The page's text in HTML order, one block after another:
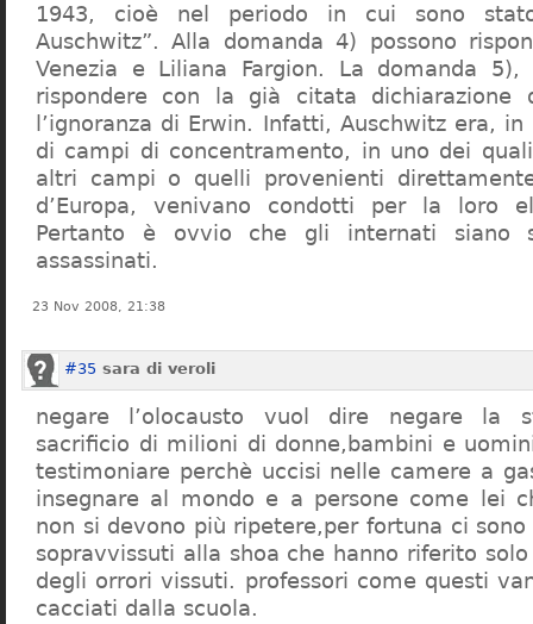
1943, cioè nel periodo in cui sono
Auschwitz”. Alla domanda 4) possono
Venezia e Liliana Fargion. La domanda
rispondere con la già citata dichiarazione
l’ignoranza di Erwin. Infatti, Auschwitz era,
di campi di concentramento, in uno dei
altri campi o quelli provenienti
d’Europa, venivano condotti per la loro
Pertanto è ovvio che gli internati siano
assassinati.
23 Nov 2008, 21:38
#35 sara di veroli
negare l’olocausto vuol dire negare la
sacrificio di milioni di donne,bambini e
testimoniare perchè uccisi nelle camere a
insegnare al mondo e a persone come lei
non si devono più ripetere,per fortuna ci
sopravvissuti alla shoa che hanno riferito
degli orrori vissuti. professori come questi
cacciati dalla scuola.